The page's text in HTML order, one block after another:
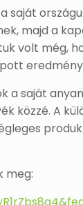
majd a
volt még,
a saját
közzé. A
meg: